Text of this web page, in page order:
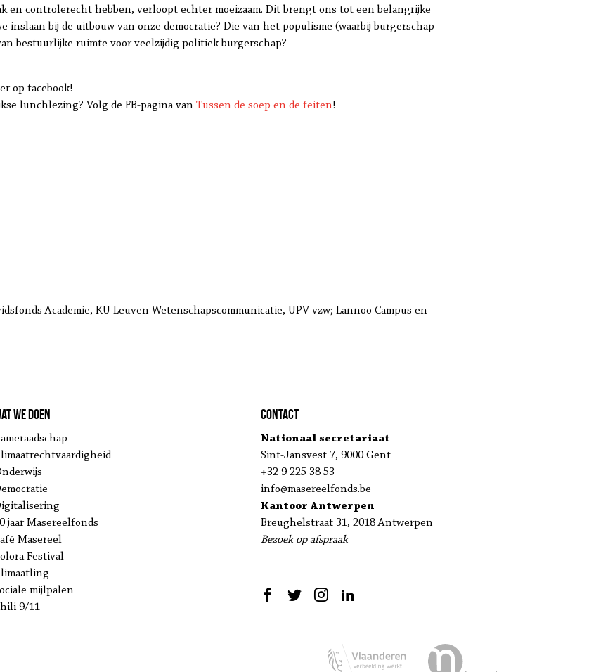
en controlerecht hebben, verloopt echter moeizaam. Dit brengt ons tot een belangrijke
inslaan bij de uitbouw van onze democratie? Die van het populisme (waarbij burgerschap
bestuurlijke ruimte voor veelzijdig politiek burgerschap?
op facebook!
lunchlezing? Volg de FB-pagina van Tussen de soep en de feiten!
Academie, KU Leuven Wetenschapscommunicatie, UPV vzw; Lannoo Campus en
we doen
jaar Masereelfonds
Masereel
Festival
mijlpalen
9/11
Contact
Nationaal secretariaat
Sint-Jansvest 7, 9000 Gent
+32 9 225 38 53
info@masereelfonds.be
Kantoor Antwerpen
Breughelstraat 31, 2018 Antwerpen
Bezoek op afspraak